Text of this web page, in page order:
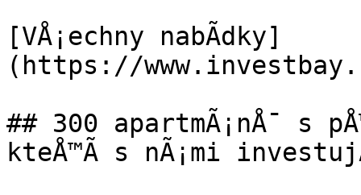
[VÅ¡echny nabÃ­dky]
(https://
## 300 apartmÃ¡nÅ¯ s
kteÅ™Ã­ s nÃ¡mi